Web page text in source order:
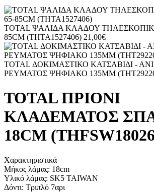
TOTAL ΨΑΛΙΔΑ ΚΛΑΔΟΥ
85CM (THTA1527406) 21,00€
TOTAL ΔΟΚΙΜΑΣΤΙΚΟ ΚΑΤΣΑΒΙΔΙ -
ΡΕΥΜΑΤΟΣ ΨΗΦΙΑΚΟ 135MM
TOTAL ΠΡΙΟΝΙ
ΚΛΑΔΕΜΑΤΟΣ
18CM
Χαρακτηριστικά
Μήκος λάμας: 18cm
Υλικό λάμας: SK5 TAIWAN
Δόντι: Τριπλό 7αρι